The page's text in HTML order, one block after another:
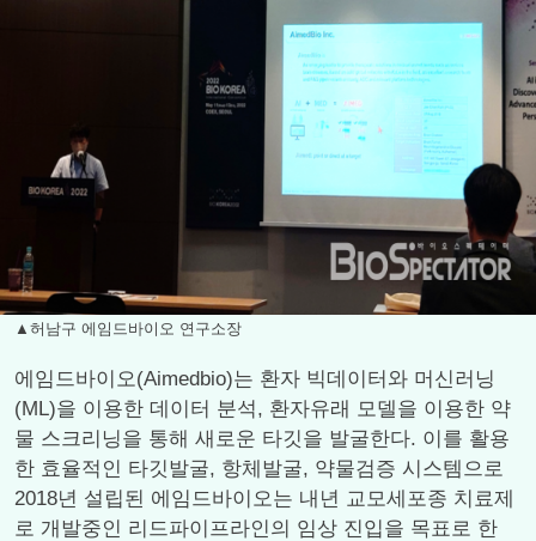
▲허남구 에임드바이오 연구소장
에임드바이오(Aimedbio)는 환자 빅데이터와 머신러닝
(ML)을 이용한 데이터 분석, 환자유래 모델을 이용한 약
물 스크리닝을 통해 새로운 타깃을 발굴한다. 이를 활용
한 효율적인 타깃발굴, 항체발굴, 약물검증 시스템으로
2018년 설립된 에임드바이오는 내년 교모세포종 치료제
로 개발중인 리드파이프라인의 임상 진입을 목표로 한